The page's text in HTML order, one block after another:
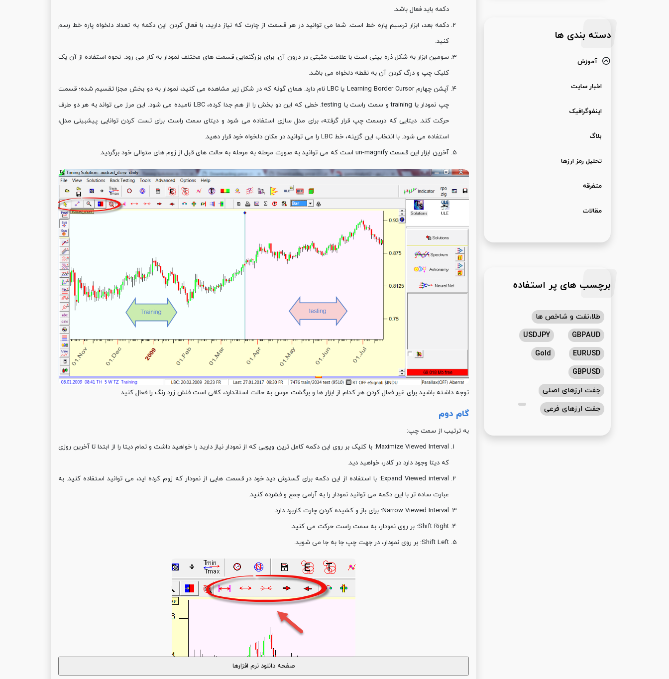
دسته بندی ها
آموزش
اخبار سایت
اینفوگرافیک
بلاگ
تحلیل رمز ارزها
متفرقه
مقالات
برچسب های پر استفاده
طلا،نفت و شاخص ها
GBPAUD
USDJPY
EURUSD
Gold
GBPUSD
جفت ارزهای اصلی
جفت ارزهای فرعی
دکمه باید فعال باشد.
دکمه بعد، ابزار ترسیم پاره خط است. شما می توانید در هر قسمت از چارت که نیاز دارید، با فعال کردن این دکمه به تعداد دلخواه پاره خط رسم
کنید.
سومین ابزار به شکل ذره بینی است با علامت مثبتی در درون آن. برای بزرگنمایی قسمت های مختلف نمودار به کار می رود. نحوه استفاده از آن یک
کلیک چپ و درگ کردن آن به نقطه دلخواه می باشد.
آپشن چهارم Learning Border Cursor یا LBC نام دارد. همان گونه که در شکل زیر مشاهده می کنید، نمودار به دو بخش مجزا تقسیم شده؛ قسمت
چپ نمودار یا training و سمت راست یا testing. خطی که این دو بخش را از هم جدا کرده، LBC نامیده می شود. این مرز می تواند به هر دو طرف
حرکت کند. دیتایی که درسمت چپ قرار گرفته، برای مدل سازی استفاده می شود و دیتای سمت راست برای تست کردن توانایی پیشبینی مدل،
استفاده می شود. با انتخاب این گزینه، خط LBC را می توانید در مکان دلخواه خود قرار دهید.
آخرین ابزار این قسمت un-magnify است که می توانید به صورت مرحله به مرحله به حالت های قبل از زوم های متوالی خود برگردید.
توجه داشته باشید برای غیر فعال کردن هر کدام از ابزار ها و برگشت موس به حالت استاندارد، کافی است فلش زرد رنگ را فعال کنید.
گام دوم
به ترتیب از سمت چپ:
Maximize Viewed Interval: با کلیک بر روی این دکمه کامل ترین ویویی که از نمودار نیاز دارید را خواهید داشت و تمام دیتا را از ابتدا تا آخرین روزی
که دیتا وجود دارد در کادر، خواهید دید.
Expand Viewed interval: با استفاده از این دکمه برای گسترش دید خود در قسمت هایی از نمودار که زوم کرده اید، می توانید استفاده کنید. به
عبارت ساده تر با این دکمه می توانید نمودار را به آرامی جمع و فشرده کنید.
Narrow Viewed Interval: برای باز و کشیده کردن چارت کاربرد دارد.
Shift Right: بر روی نمودار، به سمت راست حرکت می کنید.
Shift Left: بر روی نمودار، در جهت چپ جا به جا می شوید.